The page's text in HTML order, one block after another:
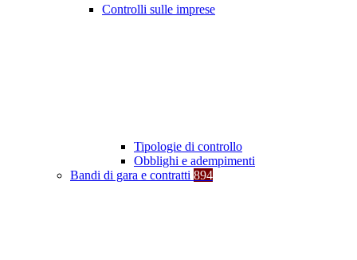
Controlli sulle imprese
Tipologie di controllo
Obblighi e adempimenti
Bandi di gara e contratti 894